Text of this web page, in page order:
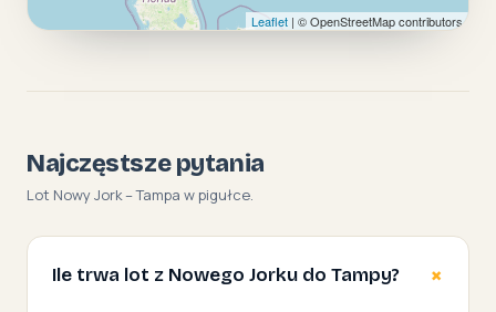
Leaflet | © OpenStreetMap contributors
Najczęstsze pytania
Lot Nowy Jork – Tampa w pigułce.
Ile trwa lot z Nowego Jorku do Tampy?